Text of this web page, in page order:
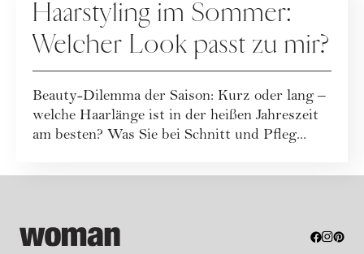
Haarstyling im Sommer:
Welcher Look passt zu mir?
Beauty-Dilemma der Saison: Kurz oder lang –
welche Haarlänge ist in der heißen Jahreszeit
am besten? Was Sie bei Schnitt und Pfleg...